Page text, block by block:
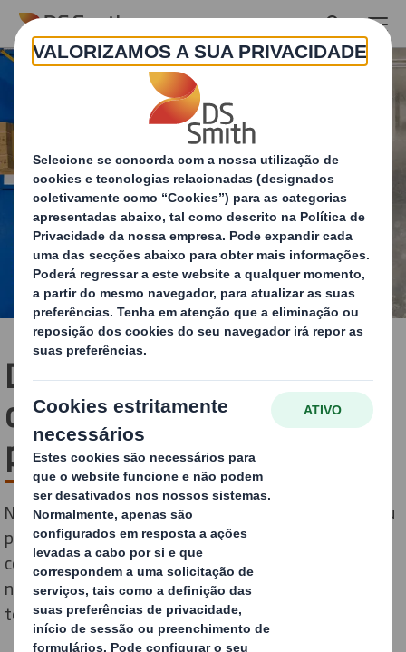
Skip to main content
DISCS™ – teste os limites
das suas soluções de
packaging
Na atual cadeia de fornecimento de e-commerce, o seu
packging precisa de sobreviver a quase 50 pontos de
contacto diferentes. O nosso processo de testes líder
na indústria garante que as nossas soluções superam
todos os desafios.